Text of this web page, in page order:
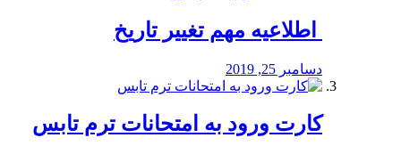
️ اطلاعیه مهم تغییر تاریخ
دسامبر 25, 2019
کارت ورود به امتحانات ترم تابس